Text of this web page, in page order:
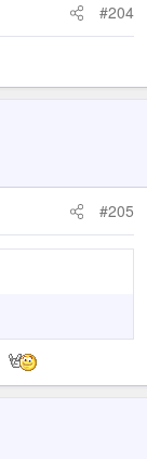
#204
#205